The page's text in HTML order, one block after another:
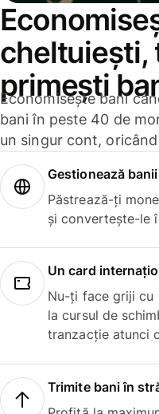
cheltuiești,
primești
Economisește bani
bani în peste 40 de
un singur cont,
Gestionează
Păstrează-ți
și convertește-le
Un card
Nu-ți face griji cu
la cursul de
tranzacție atunci
Trimite bani în